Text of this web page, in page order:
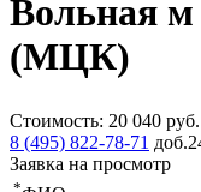
Вольная м
(МЦК)
Стоимость: 20 040 руб.
8 (495) 822-78-71
Заявка на просмотр
*